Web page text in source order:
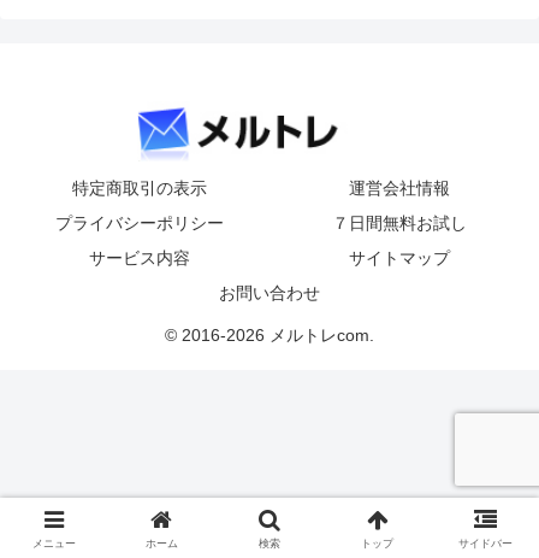
特定商取引の表示
運営会社情報
プライバシーポリシー
７日間無料お試し
サービス内容
サイトマップ
お問い合わせ
© 2016-2026 メルトレcom.
メニュー ホーム 検索 トップ サイドバー